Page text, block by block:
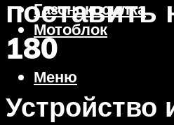
Газонокосилка
Мотоблок
Меню
поставить
180
Устройство